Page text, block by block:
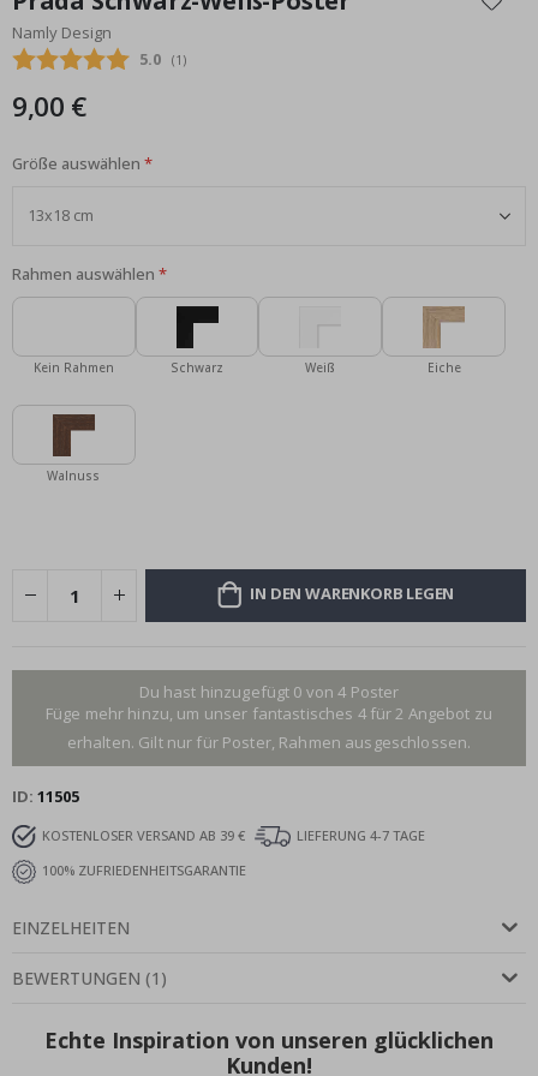
der
Bildgalerie
springen
Namly Design
Durchschnittliche Bewertung:
5.0 (abgegebene bewertungen:
1 )
9,00 €
Größe auswählen
Rahmen auswählen
Kein Rahmen Schwarz Weiß Eiche
Walnuss
IN DEN WARENKORB LEGEN
Du hast hinzugefügt 0 von 4 Poster
Füge mehr hinzu, um unser fantastisches 4 für 2 Angebot zu
erhalten. Gilt nur für Poster, Rahmen ausgeschlossen.
ID 11505
KOSTENLOSER VERSAND AB 39 €
LIEFERUNG 4-7 TAGE
100% ZUFRIEDENHEITSGARANTIE
EINZELHEITEN
BEWERTUNGEN (1 )
Echte Inspiration von unseren glücklichen
Kunden!